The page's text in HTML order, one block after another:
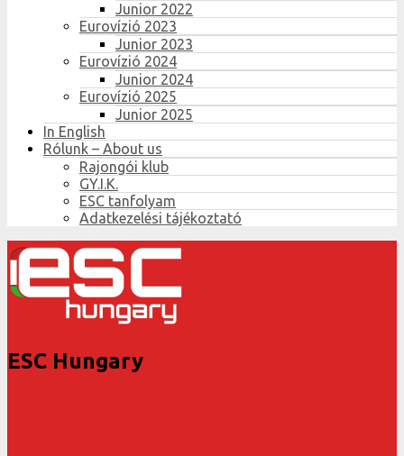
Junior 2022
Eurovízió 2023
Junior 2023
Eurovízió 2024
Junior 2024
Eurovízió 2025
Junior 2025
In English
Rólunk – About us
Rajongói klub
GY.I.K.
ESC tanfolyam
Adatkezelési tájékoztató
ESC Hungary